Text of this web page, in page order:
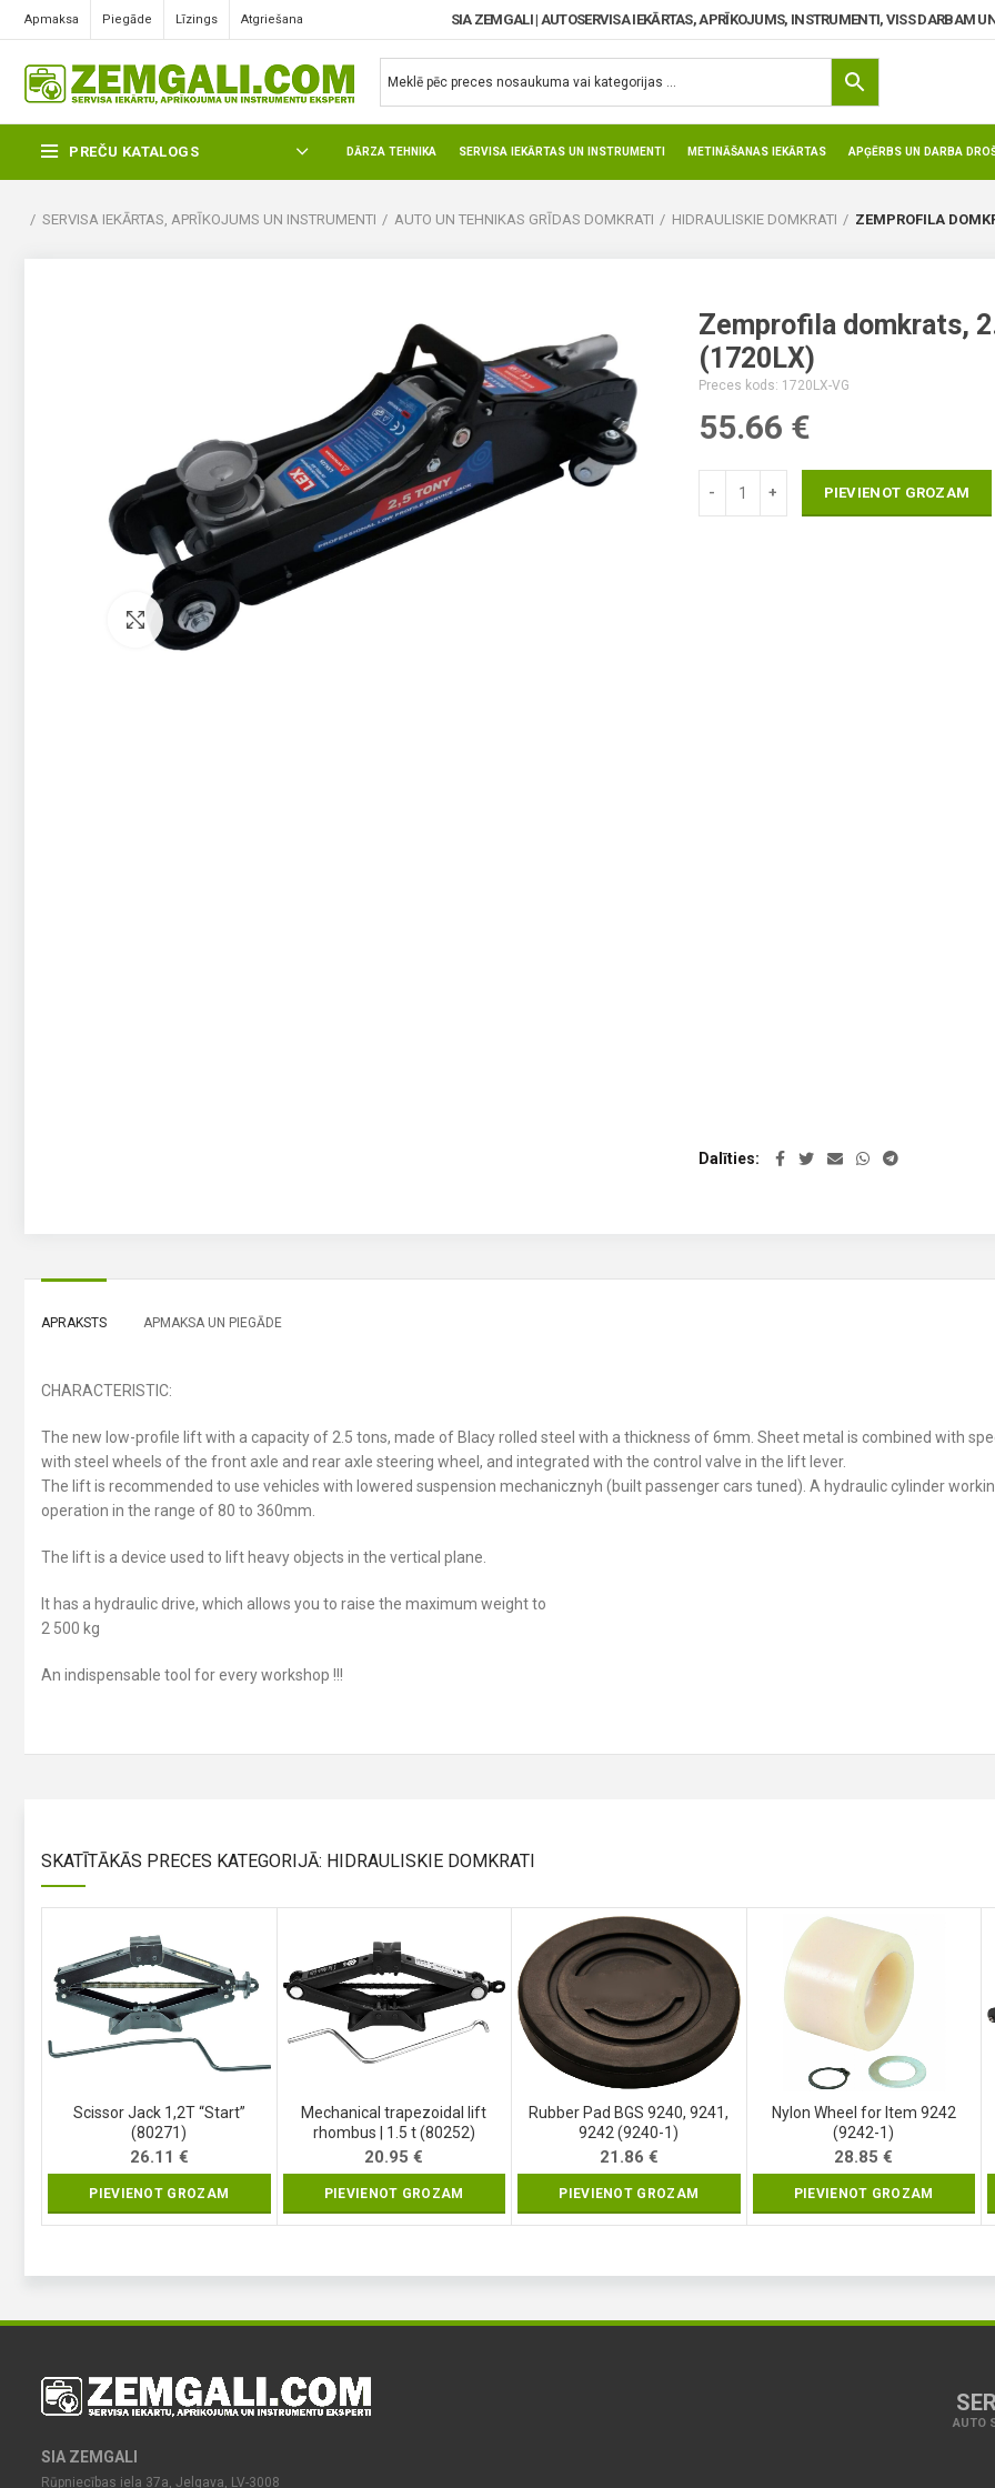
Apmaksa Piegāde Līzings Atgriešana SIA ZEMGALI | AUTOSERVISA IEKĀRTAS, APRĪKOJUMS, INSTRUMENTI, VISS DARBAM
PREČU KATALOGS DĀRZA TEHNIKA SERVISA IEKĀRTAS UN INSTRUMENTI METINĀŠANAS IEKĀRTAS APĢĒRBS UN DARBA
SERVISA IEKĀRTAS, APRĪKOJUMS UN INSTRUMENTI AUTO UN TEHNIKAS GRĪDAS DOMKRATI HIDRAULISKIE DOMKRATI ZEMPROFILA
Pietuvināt
Zemprofila domkrats,
(1720LX)
Preces kods: 1720LX-VG
55.66 €
PIEVIENOT GROZAM
Dalīties
APRAKSTS APMAKSA UN PIEGĀDE
CHARACTERISTIC:
The new low-profile lift with a capacity of 2.5 tons, made of Blacy rolled steel with a thickness of 6mm. Sheet metal is combined with
with steel wheels of the front axle and rear axle steering wheel, and integrated with the control valve in the lift lever.
The lift is recommended to use vehicles with lowered suspension mechanicznyh (built passenger cars tuned). A hydraulic cylinder
operation in the range of 80 to 360mm.
The lift is a device used to lift heavy objects in the vertical plane.
It has a hydraulic drive, which allows you to raise the maximum weight to
2 500 kg
An indispensable tool for every workshop !!!
SKATĪTĀKĀS PRECES KATEGORIJĀ: HIDRAULISKIE DOMKRATI
Scissor Jack 1,2T “Start”
(80271)
26.11 €
PIEVIENOT GROZAM
Mechanical trapezoidal lift
rhombus | 1.5 t (80252)
20.95€
PIEVIENOT GROZAM
Rubber Pad BGS 9240, 9241,
9242 (9240-1)
21.86 €
PIEVIENOT GROZAM
Nylon Wheel for Item 9242
(9242-1)
28.85€
PIEVIENOT GROZAM
SIA ZEMGALI
Rūpniecības iela 37a, Jelgava, LV-3008
AUTO